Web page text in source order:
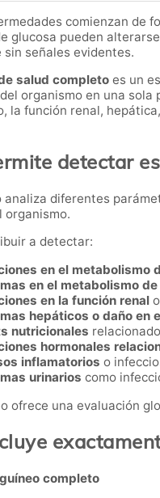
comienzan de
glucosa pueden
señales evidentes.
salud completo es un
organismo en una
la función renal,
detectar
analiza diferentes
organismo.
a detectar:
en el metabolismo
en el metabolismo
en la función renal
hepáticos o daño en
nutricionales
hormonales
inflamatorios o
urinarios como
ofrece una evaluación
completo